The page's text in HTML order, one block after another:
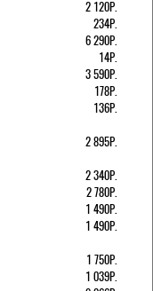
2 120Р.
234Р.
6 290Р.
14Р.
3 590Р.
178Р.
136Р.
2 895Р.
2 340Р.
2 780Р.
1 490Р.
1 490Р.
1 750Р.
1 039Р.